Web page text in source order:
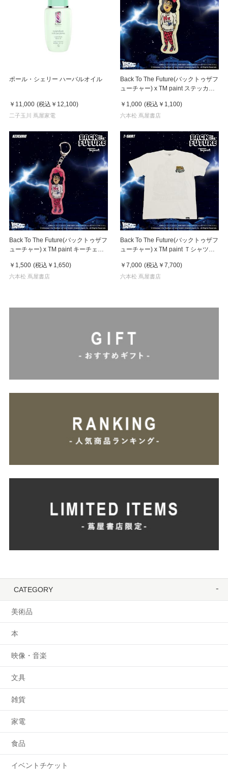
ポール・シェリー ハーバルオイル
￥11,000 (税込 ￥12,100)
二子玉川 蔦屋家電
Back To The Future(バックトゥザフ
ューチャー) x TM paint ステッカー
￥1,000 (税込 ￥1,100)
六本松 蔦屋書店
Back To The Future(バックトゥザフ
ューチャー) x TM paint キーチェー
￥1,500 (税込 ￥1,650)
六本松 蔦屋書店
Back To The Future(バックトゥザフ
ューチャー) x TM paint Ｔシャツ
￥7,000 (税込 ￥7,700)
六本松 蔦屋書店
CATEGORY
美術品
本
映像・音楽
文具
雑貨
家電
食品
イベントチケット